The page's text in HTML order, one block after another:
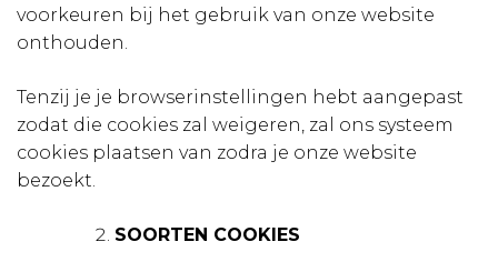
voorkeuren bij het gebruik van onze website
onthouden.
Tenzij je je browserinstellingen hebt aangepast
zodat die cookies zal weigeren, zal ons systeem
cookies plaatsen van zodra je onze website
bezoekt.
SOORTEN COOKIES